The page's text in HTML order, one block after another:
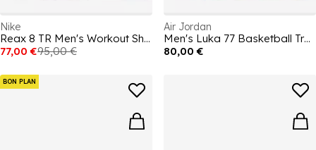
Nike
Reax 8 TR Men's Workout Shoes
77,00 €95,00 €
Air Jordan
Men's Luka 77 Basketball Trainers
80,00 €
BON PLAN